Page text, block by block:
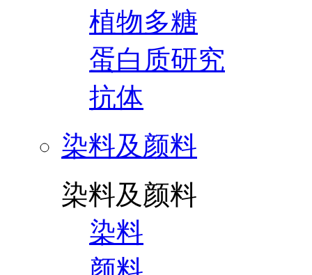
植物多糖
蛋白质研究
抗体
染料及颜料
染料及颜料
染料